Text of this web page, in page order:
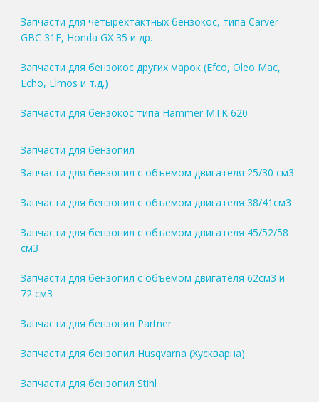
Запчасти для четырехтактных бензокос, типа Carver
GBC 31F, Honda GX 35 и др.
Запчасти для бензокос других марок (Efco, Oleo Mac,
Echo, Elmos и т.д.)
Запчасти для бензокос типа Hammer MTK 620
Запчасти для бензопил
Запчасти для бензопил с объемом двигателя 25/30 см3
Запчасти для бензопил с объемом двигателя 38/41см3
Запчасти для бензопил с объемом двигателя 45/52/58
см3
Запчасти для бензопил с объемом двигателя 62см3 и
72 см3
Запчасти для бензопил Partner
Запчасти для бензопил Husqvarna (Хускварна)
Запчасти для бензопил Stihl